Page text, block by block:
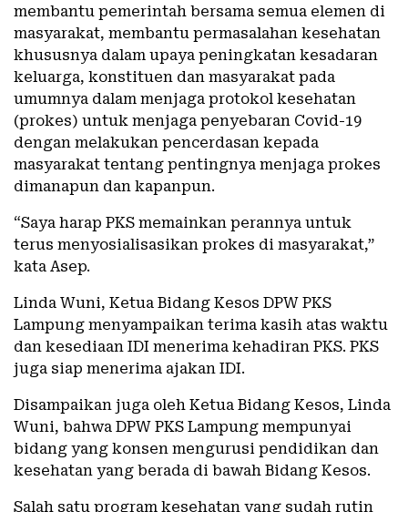
membantu pemerintah bersama semua elemen di
masyarakat, membantu permasalahan kesehatan
khususnya dalam upaya peningkatan kesadaran
keluarga, konstituen dan masyarakat pada
umumnya dalam menjaga protokol kesehatan
(prokes) untuk menjaga penyebaran Covid-19
dengan melakukan pencerdasan kepada
masyarakat tentang pentingnya menjaga prokes
dimanapun dan kapanpun.
“Saya harap PKS memainkan perannya untuk
terus menyosialisasikan prokes di masyarakat,”
kata Asep.
Linda Wuni, Ketua Bidang Kesos DPW PKS
Lampung menyampaikan terima kasih atas waktu
dan kesediaan IDI menerima kehadiran PKS. PKS
juga siap menerima ajakan IDI.
Disampaikan juga oleh Ketua Bidang Kesos, Linda
Wuni, bahwa DPW PKS Lampung mempunyai
bidang yang konsen mengurusi pendidikan dan
kesehatan yang berada di bawah Bidang Kesos.
Salah satu program kesehatan yang sudah rutin